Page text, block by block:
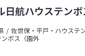
日航ハウステンボ
佐世保・平戸・ハウステ
ボス（園外